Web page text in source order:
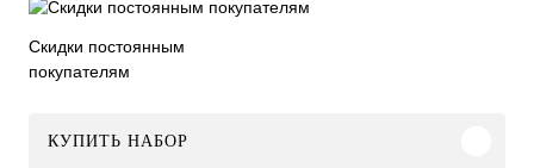
Скидки постоянным
покупателям
КУПИТЬ НАБОР